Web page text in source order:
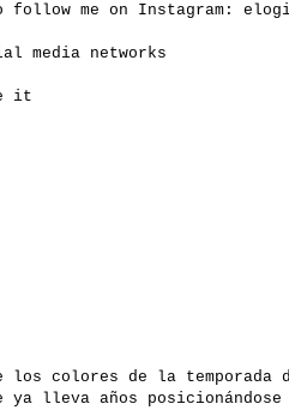
me on Instagram:
media networks
it
los colores de la temporada
ya lleva años